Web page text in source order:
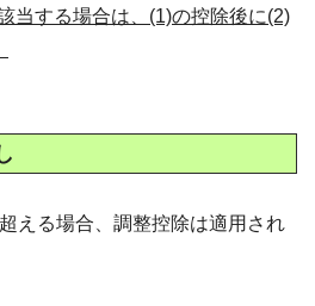
当する場合は、(1)の控除後に(2)
える場合、調整控除は適用され